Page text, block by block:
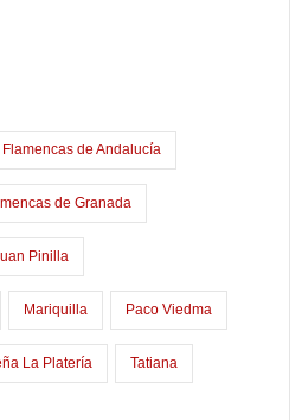
de Andalucía
de Granada
Pinilla
Mariquilla Paco Viedma
La Platería Tatiana